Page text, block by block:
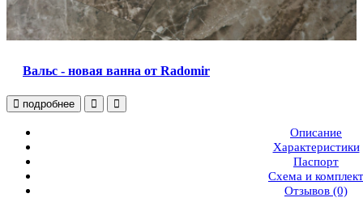
Вальс - новая ванна от Radomir
подробнее
Описание
Характеристики
Паспорт
Схема и комплект
Отзывов (0)